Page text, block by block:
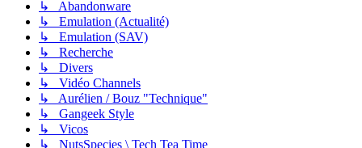
↳ Abandonware
↳ Emulation (Actualité)
↳ Emulation (SAV)
↳ Recherche
↳ Divers
↳ Vidéo Channels
↳ Aurélien / Bouz "Technique"
↳ Gangeek Style
↳ Vicos
↳ NutsSpecies \ Tech Tea Time